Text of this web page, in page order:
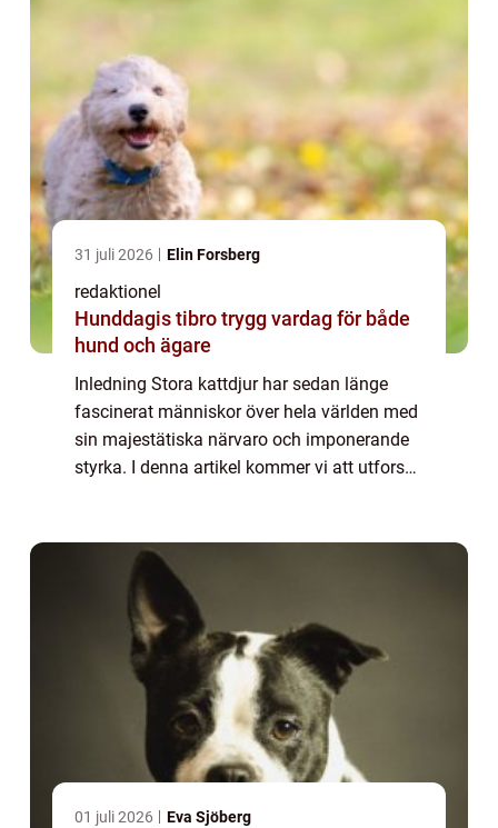
31 juli 2026 Elin Forsberg
redaktionel
Hunddagis tibro trygg vardag för både
hund och ägare
Inledning Stora kattdjur har sedan länge
fascinerat människor över hela världen med
sin majestätiska närvaro och imponerande
styrka. I denna artikel kommer vi att utforska
01 juli 2026 Eva Sjöberg